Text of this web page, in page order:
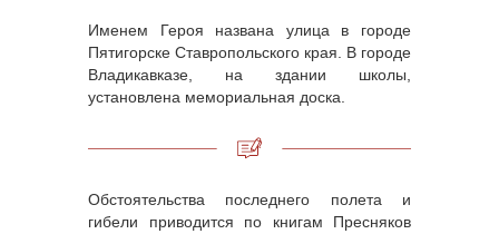
Именем Героя названа улица в городе
Пятигорске Ставропольского края. В городе
Владикавказе, на здании школы,
установлена мемориальная доска.
Обстоятельства последнего полета и
гибели приводится по книгам Пресняков